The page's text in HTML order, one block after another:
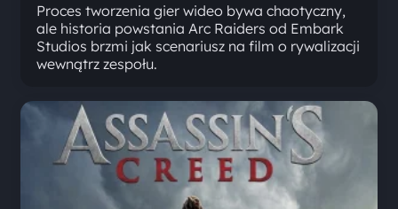
Proces tworzenia gier wideo bywa chaotyczny,
ale historia powstania Arc Raiders od Embark
Studios brzmi jak scenariusz na film o rywalizacji
wewnątrz zespołu.